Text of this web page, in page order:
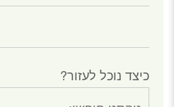
כיצד נוכל לעזור?